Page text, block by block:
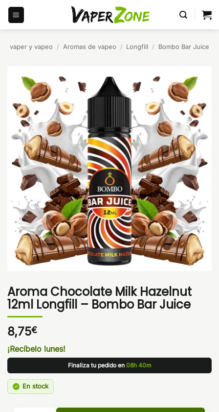
Saltar
contenido
vaper y vapeo / Aromas de vapeo / Longfill / Bombo Bar Juice
Aroma Chocolate Milk Hazelnut
12ml Longfill – Bombo Bar Juice
8,75€
¡Recíbelo lunes!
Finaliza tu pedido en 08h 40m
En stock